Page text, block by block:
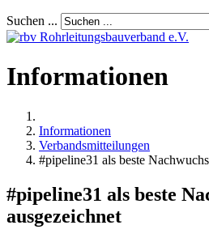
Suchen ...
Informationen
Informationen
Verbandsmitteilungen
#pipeline31 als beste
#pipeline31 als beste
ausgezeichnet